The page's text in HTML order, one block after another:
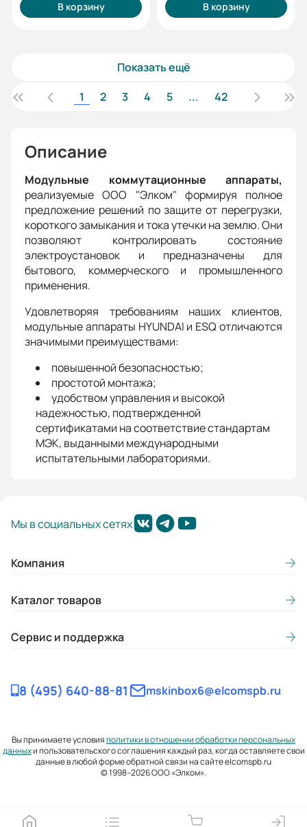
В корзину В корзину
Показать ещё
1
2 3 4 5 ... 42
Описание
Модульные коммутационные аппараты,
реализуемые ООО "Элком" формируя полное
предложение решений по защите от перегрузки,
короткого замыкания и тока утечки на землю. Они
позволяют контролировать состояние
электроустановок и предназначены для
бытового, коммерческого и промышленного
применения.
Удовлетворяя требованиям наших клиентов,
модульные аппараты HYUNDAI и ESQ отличаются
значимыми преимуществами:
повышенной безопасностью;
простотой монтажа;
удобством управления и высокой
надежностью, подтвержденной
сертификатами на соответствие стандартам
МЭК, выданными международными
испытательными лабораториями.
Мы в социальных сетях
Компания
Каталог товаров
Сервис и поддержка
8 (495) 640-88-81 mskinbox6@elcomspb.ru
Вы принимаете условияполитики в отношении обработки персональных
данныхи пользовательского соглашения каждый раз, когда оставляете свои
данные в любой форме обратной связи на сайте elcomspb.ru
© 1998–2026 ООО «Элком».